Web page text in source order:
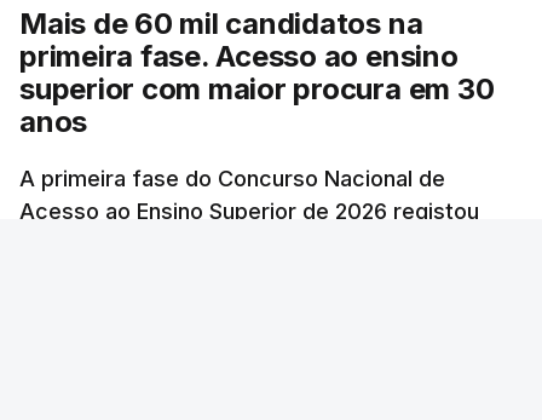
Mais de 60 mil candidatos na
primeira fase. Acesso ao ensino
superior com maior procura em 30
anos
A primeira fase do Concurso Nacional de
Acesso ao Ensino Superior de 2026 registou